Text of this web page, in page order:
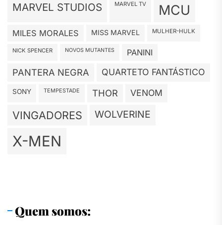
MARVEL STUDIOS MARVEL TV MCU
MILES MORALES MISS MARVEL MULHER-HULK
NICK SPENCER NOVOS MUTANTES PANINI
PANTERA NEGRA QUARTETO FANTÁSTICO
SONY TEMPESTADE THOR VENOM
VINGADORES WOLVERINE
X-MEN
Quem somos: